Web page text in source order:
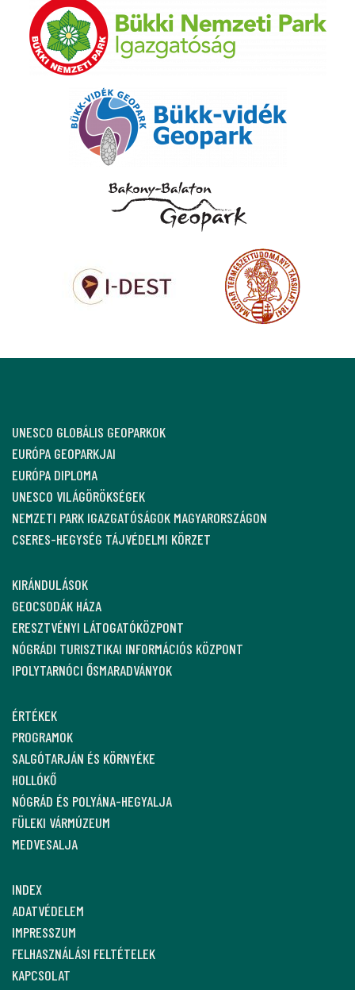
UNESCO GLOBÁLIS GEOPARKOK
EURÓPA GEOPARKJAI
EURÓPA DIPLOMA
UNESCO VILÁGÖRÖKSÉGEK
NEMZETI PARK IGAZGATÓSÁGOK MAGYARORSZÁGON
CSERES-HEGYSÉG TÁJVÉDELMI KÖRZET
KIRÁNDULÁSOK
GEOCSODÁK HÁZA
ERESZTVÉNYI LÁTOGATÓKÖZPONT
NÓGRÁDI TURISZTIKAI INFORMÁCIÓS KÖZPONT
IPOLYTARNÓCI ŐSMARADVÁNYOK
ÉRTÉKEK
PROGRAMOK
SALGÓTARJÁN ÉS KÖRNYÉKE
HOLLÓKŐ
NÓGRÁD ÉS POLYÁNA-HEGYALJA
FÜLEKI VÁRMÚZEUM
MEDVESALJA
INDEX
ADATVÉDELEM
IMPRESSZUM
FELHASZNÁLÁSI FELTÉTELEK
KAPCSOLAT